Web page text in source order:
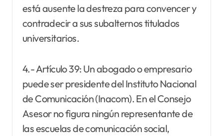
está ausente la destreza para convencer y
contradecir a sus subalternos titulados
universitarios.
4.- Artículo 39: Un abogado o empresario
puede ser presidente del Instituto Nacional
de Comunicación (Inacom). En el Consejo
Asesor no figura ningún representante de
las escuelas de comunicación social,